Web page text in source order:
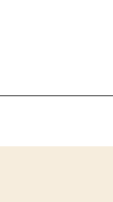
— основа